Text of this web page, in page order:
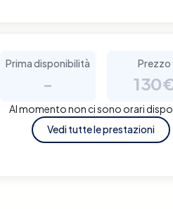
Prima disponibilità
-
Prezzo
Al momento non ci sono orari
Vedi tutte le prestazioni